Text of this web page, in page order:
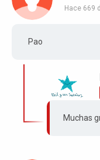
Hace 669
Pao
Muchas